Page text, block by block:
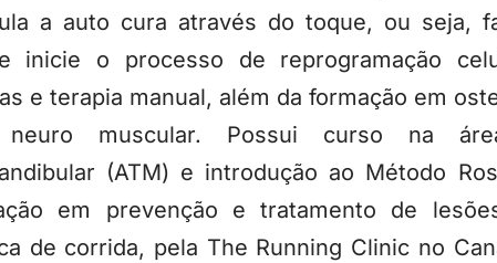
a auto cura através do toque, ou seja,
inicie o processo de reprogramação
e terapia manual, além da formação em
neuro muscular. Possui curso na
(ATM) e introdução ao Método
em prevenção e tratamento de
de corrida, pela The Running Clinic no